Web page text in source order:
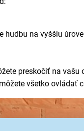
hudbu na vyššiu
preskočiť na
všetko ovládať